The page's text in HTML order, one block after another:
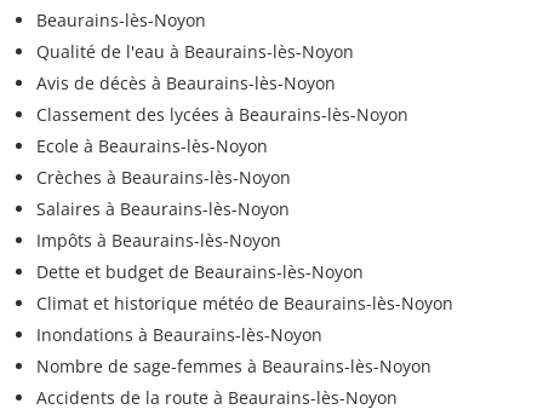
Beaurains-lès-Noyon
Qualité de l'eau à Beaurains-lès-Noyon
Avis de décès à Beaurains-lès-Noyon
Classement des lycées à Beaurains-lès-Noyon
Ecole à Beaurains-lès-Noyon
Crèches à Beaurains-lès-Noyon
Salaires à Beaurains-lès-Noyon
Impôts à Beaurains-lès-Noyon
Dette et budget de Beaurains-lès-Noyon
Climat et historique météo de Beaurains-lès-Noyon
Inondations à Beaurains-lès-Noyon
Nombre de sage-femmes à Beaurains-lès-Noyon
Accidents de la route à Beaurains-lès-Noyon